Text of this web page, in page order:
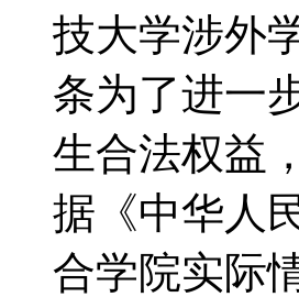
技大学涉外
条为了进一
生合法权益
据《中华人
合学院实